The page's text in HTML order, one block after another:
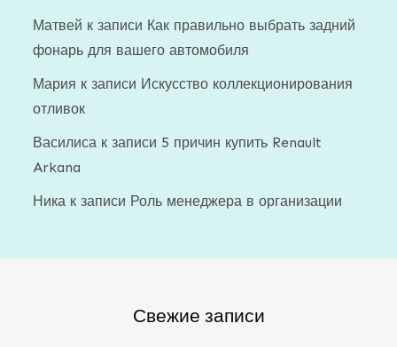
Матвей к записи Как правильно выбрать задний
фонарь для вашего автомобиля
Мария к записи Искусство коллекционирования
отливок
Василиса к записи 5 причин купить Renault
Arkana
Ника к записи Роль менеджера в организации
Свежие записи